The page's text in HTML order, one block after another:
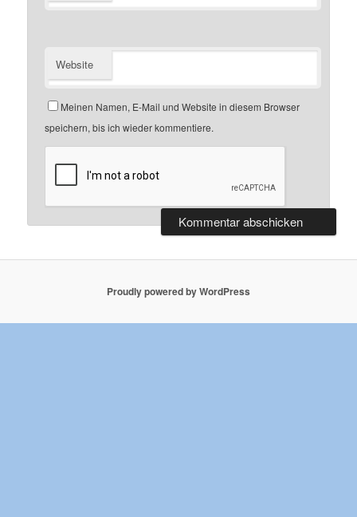
Website
Meinen Namen, E-Mail und Website in diesem Browser
speichern, bis ich wieder kommentiere.
Proudly powered by WordPress